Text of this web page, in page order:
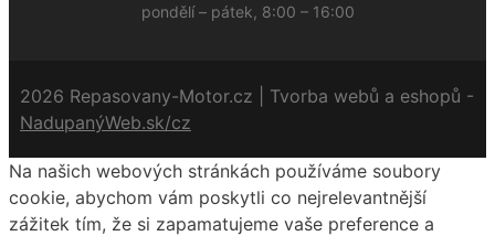
pondělí – pátek, 8:00 – 16:00
2026 Repasovany-Motor.cz | Tvorba webů a eshopů -
NadupanýWeb.sk/cz
Na našich webových stránkách používáme soubory
cookie, abychom vám poskytli co nejrelevantnější
zážitek tím, že si zapamatujeme vaše preference a